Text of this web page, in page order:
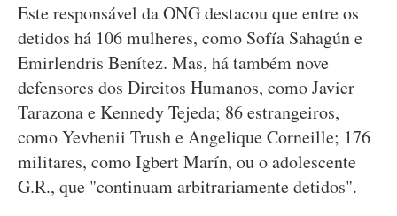
Este responsável da ONG destacou que entre os
detidos há 106 mulheres, como Sofía Sahagún e
Emirlendris Benítez. Mas, há também nove
defensores dos Direitos Humanos, como Javier
Tarazona e Kennedy Tejeda; 86 estrangeiros,
como Yevhenii Trush e Angelique Corneille; 176
militares, como Igbert Marín, ou o adolescente
G.R., que "continuam arbitrariamente detidos".